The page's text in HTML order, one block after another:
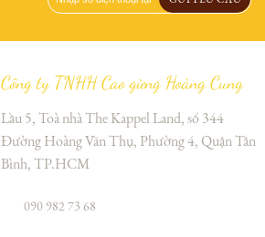
Công ty TNHH Cao gừng Hoàng Cung
Lầu 5, Toà nhà The Kappel Land, số 344
Đường Hoàng Văn Thụ, Phường 4, Quận Tân
Bình, TP.HCM
090 982 73 68